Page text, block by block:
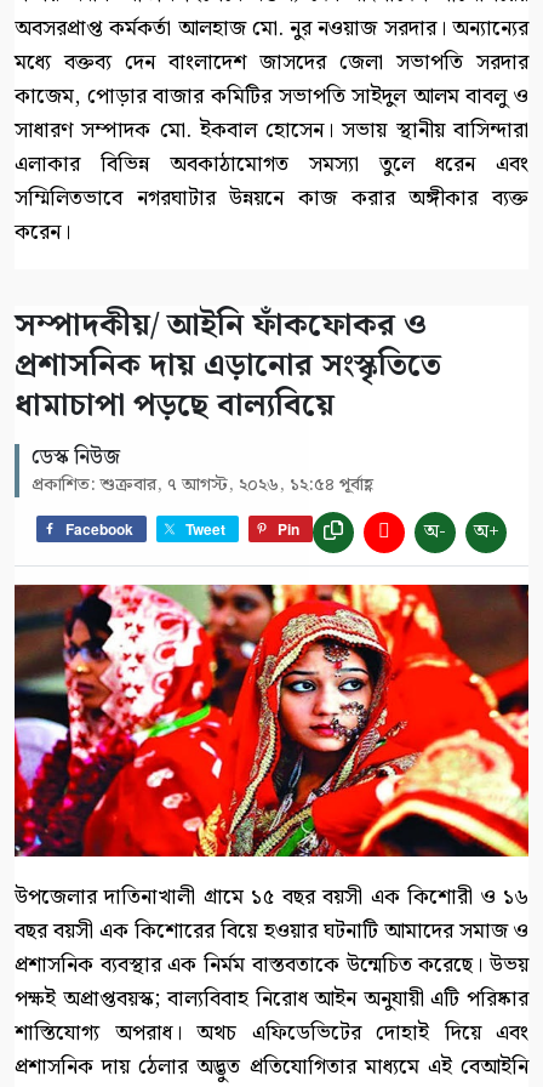
অবসরপ্রাপ্ত কর্মকর্তা আলহাজ মো. নুর নওয়াজ সরদার। অন্যান্যের
মধ্যে বক্তব্য দেন বাংলাদেশ জাসদের জেলা সভাপতি সরদার
কাজেম, পোড়ার বাজার কমিটির সভাপতি সাইদুল আলম বাবলু ও
সাধারণ সম্পাদক মো. ইকবাল হোসেন। সভায় স্থানীয় বাসিন্দারা
এলাকার বিভিন্ন অবকাঠামোগত সমস্যা তুলে ধরেন এবং
সম্মিলিতভাবে নগরঘাটার উন্নয়নে কাজ করার অঙ্গীকার ব্যক্ত
করেন।
সম্পাদকীয়/ আইনি ফাঁকফোকর ও
প্রশাসনিক দায় এড়ানোর সংস্কৃতিতে
ধামাচাপা পড়ছে বাল্যবিয়ে
ডেস্ক নিউজ
প্রকাশিত: শুক্রবার, ৭ আগস্ট, ২০২৬, ১২:৫৪ পূর্বাহ্ণ
Facebook Tweet Pin অ- অ+
উপজেলার দাতিনাখালী গ্রামে ১৫ বছর বয়সী এক কিশোরী ও ১৬
বছর বয়সী এক কিশোরের বিয়ে হওয়ার ঘটনাটি আমাদের সমাজ ও
প্রশাসনিক ব্যবস্থার এক নির্মম বাস্তবতাকে উন্মেচিত করেছে। উভয়
পক্ষই অপ্রাপ্তবয়স্ক; বাল্যবিবাহ নিরোধ আইন অনুযায়ী এটি পরিষ্কার
শাস্তিযোগ্য অপরাধ। অথচ এফিডেভিটের দোহাই দিয়ে এবং
প্রশাসনিক দায় ঠেলার অদ্ভুত প্রতিযোগিতার মাধ্যমে এই বেআইনি